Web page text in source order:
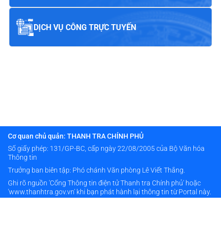
DỊCH VỤ CÔNG TRỰC TUYẾN
Cơ quan chủ quản: THANH TRA CHÍNH PHỦ
Số giấy phép: 131/GP-BC, cấp ngày 22/08/2005 của Bộ Văn hóa
Thông tin
Trưởng ban biên tập: Phó chánh Văn phòng Lê Viết Thắng.
Ghi rõ nguồn 'Cổng Thông tin điện tử Thanh tra Chính phủ' hoặc
'www.thanhtra.gov.vn' khi bạn phát hành lại thông tin từ Portal này.